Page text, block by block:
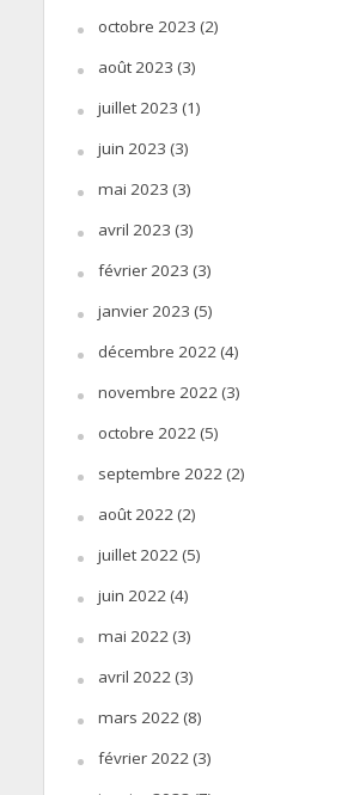
octobre 2023 (2)
août 2023 (3)
juillet 2023 (1)
juin 2023 (3)
mai 2023 (3)
avril 2023 (3)
février 2023 (3)
janvier 2023 (5)
décembre 2022(4)
novembre 2022(3)
octobre 2022(5)
septembre 2022(2)
août 2022(2)
juillet 2022(5)
juin 2022(4)
mai 2022(3)
avril 2022(3)
mars 2022(8)
février 2022(3)